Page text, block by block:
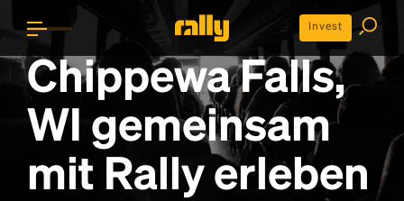
Invest
Chippewa Falls,
WI gemeinsam
mit Rally erleben